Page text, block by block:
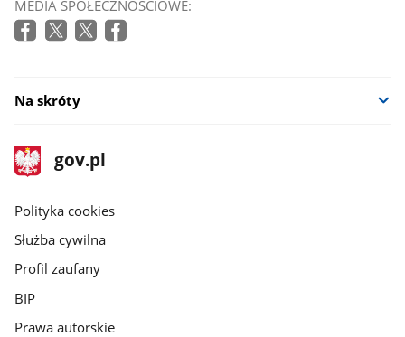
MEDIA SPOŁECZNOŚCIOWE:
Na skróty
stopka
gov.pl
Strona
gov.pl
gov.pl
Polityka cookies
Służba cywilna
Profil zaufany
BIP
Prawa autorskie